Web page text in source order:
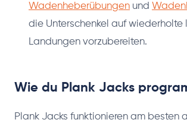
Wadenheberübungen und
die Unterschenkel auf wiederholte
Landungen vorzubereiten.
Wie du Plank Jacks
Plank Jacks funktionieren am besten